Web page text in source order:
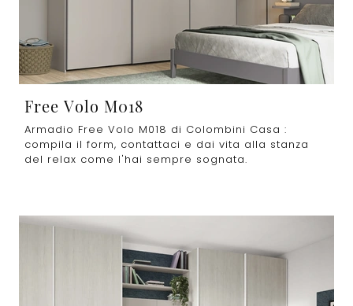
Free Volo M018
Armadio Free Volo M018 di Colombini Casa :
compila il form, contattaci e dai vita alla stanza
del relax come l'hai sempre sognata.